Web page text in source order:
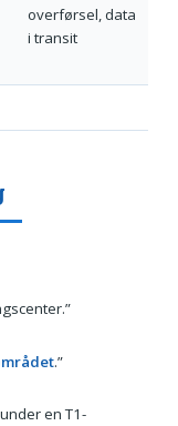
overførsel, data
i transit
.”
en T1-